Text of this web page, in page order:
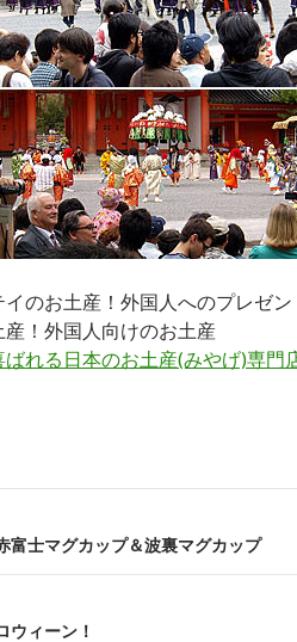
イのお土産！外国人へのプレゼン
産！外国人向けのお土産
れる日本のお土産(みやげ)専門
ゲーション
士マグカップ＆波裏マグカップ
ウィーン！